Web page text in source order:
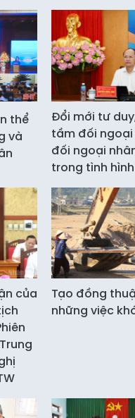
thể
và
Đổi mới tư
tầm đối
đối ngoại
trong tình
của
Tạo đồng
những việc